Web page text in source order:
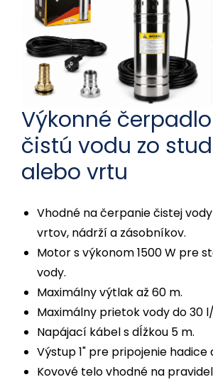
Výkonné
čistú vodu zo
alebo vrtu
Vhodné na čerpanie čistej
vrtov, nádrží a zásobníkov.
Motor s výkonom 1500 W pre
vody.
Maximálny výtlak až 60 m.
Maximálny prietok vody do 30
Napájací kábel s dĺžkou 5 m.
Výstup 1" pre pripojenie
Kovové telo vhodné na